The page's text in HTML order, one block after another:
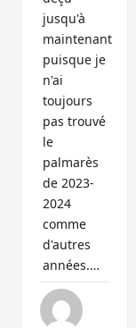
jusqu'à
maintenant
puisque je
n'ai
toujours
pas trouvé
le
palmarès
de 2023-
2024
comme
d'autres
années.…